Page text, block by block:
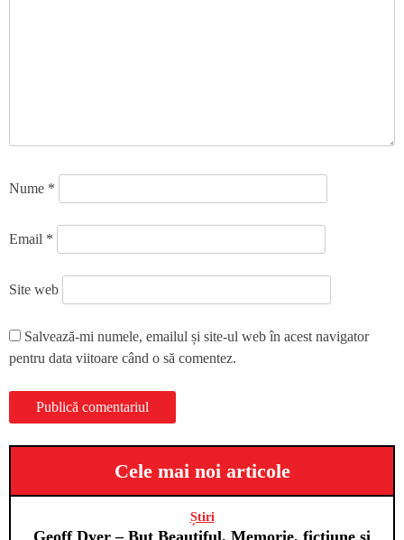
Nume *
Email *
Site web
Salvează-mi numele, emailul și site-ul web în acest navigator
pentru data viitoare când o să comentez.
Cele mai noi articole
Știri